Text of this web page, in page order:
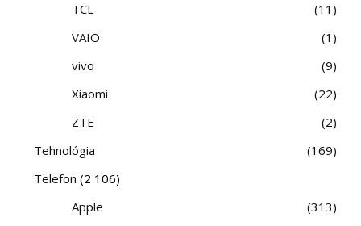
TCL
11
VAIO
1
vivo
9
Xiaomi
22
ZTE
2
Tehnológia
169
Telefon (2 106)
Apple
313